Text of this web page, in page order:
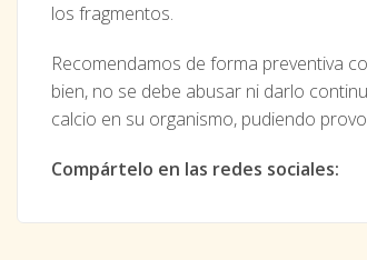
los fragmentos.
Recomendamos de forma preventiva
bien, no se debe abusar ni darlo
calcio en su organismo, pudiendo
Compártelo en las redes sociales: